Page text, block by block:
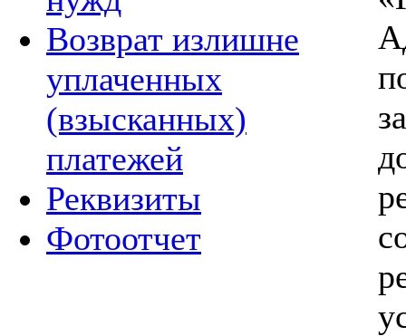
Возврат излишне
уплаченных
(взысканных)
платежей
Реквизиты
Фотоотчет